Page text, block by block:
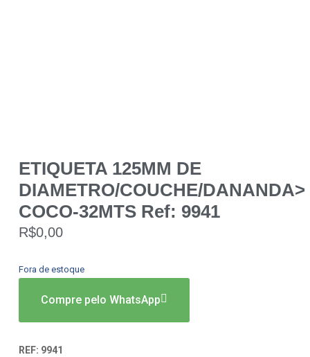
ETIQUETA 125MM DE
DIAMETRO/COUCHE/DANANDA>
COCO-32MTS Ref: 9941
R$0,00
Fora de estoque
Compre pelo WhatsApp
REF: 9941